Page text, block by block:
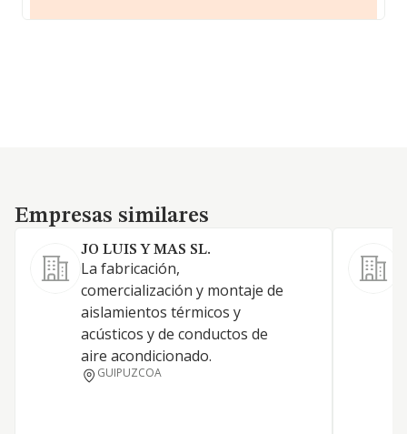
Empresas similares
Empresas similares
JO LUIS Y MAS SL.
La fabricación,
comercialización y montaje de
aislamientos térmicos y
acústicos y de conductos de
aire acondicionado.
GUIPUZCOA